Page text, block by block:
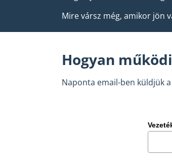
Mire vársz még, amikor jön
Hogyan
Naponta email-ben küldjük